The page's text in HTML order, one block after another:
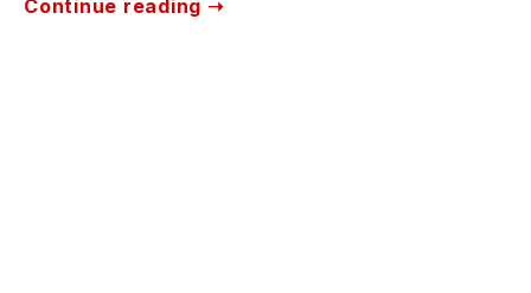
Continue reading ➝